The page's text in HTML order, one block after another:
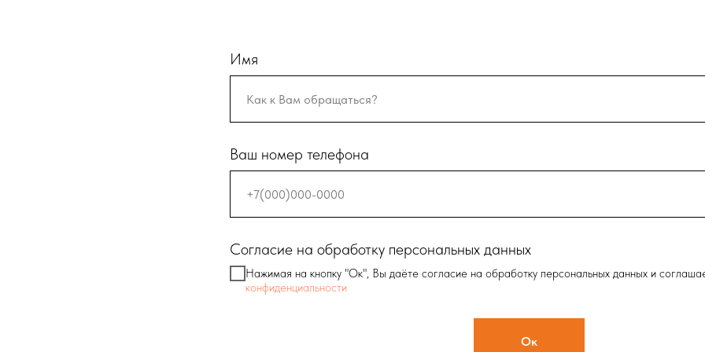
Имя
Ваш номер телефона
Согласие на обработку персональных данных
Нажимая на кнопку "Ок", Вы даёте согласие на обработку персональных данных и
конфиденциальности
Ок